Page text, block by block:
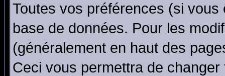
Toutes vos préférences (si
base de données. Pour les
(généralement en haut des
Ceci vous permettra de